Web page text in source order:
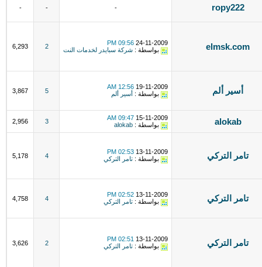
ropy222
-
-
-
elmsk.com
24-11-2009
09:56 PM
بواسطة : شركة سبايدر لخدمات النت 2
6,293
أسير ألم 19-11-2009
12:56 AM
بواسطة : أسير ألم 5
3,867
alokab
15-11-2009
09:47 AM
بواسطة : alokab
3
2,956
تامر التركي 13-11-2009
02:53 PM
بواسطة : تامر التركي 4
5,178
تامر التركي 13-11-2009
02:52 PM
بواسطة : تامر التركي 4
4,758
تامر التركي 13-11-2009
02:51 PM
بواسطة : تامر التركي 2
3,626